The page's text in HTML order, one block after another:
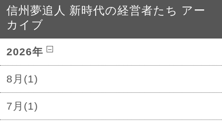
信州夢追人 新時代の経営者たち アー
カイブ
2026年
8月(1)
7月(1)